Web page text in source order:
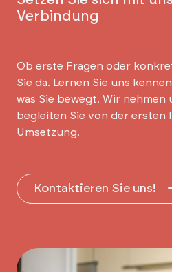
Verbindung
Ob erste Fragen oder
Sie da. Lernen Sie uns
was Sie bewegt. Wir nehmen
begleiten Sie von der ersten
Umsetzung.
Kontaktieren Sie uns!